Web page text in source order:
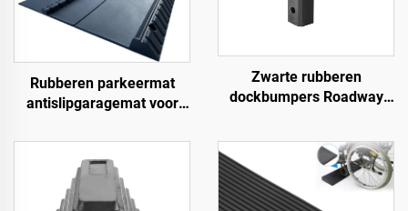
Rubberen parkeermat
antislipgaragemat voor
SUV/vrachtwagens/sportwagens
Zwarte rubberen
dockbumpers Roadway